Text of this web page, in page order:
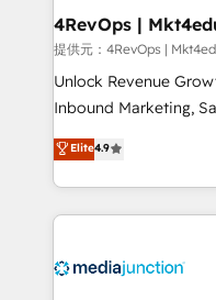
提供元：4RevOps |
Unlock Revenue
Inbound Marketing,
specialize in driving
across industries
and customer
methodologies. As
offer unparalleled insights. Operating
Elite4.9